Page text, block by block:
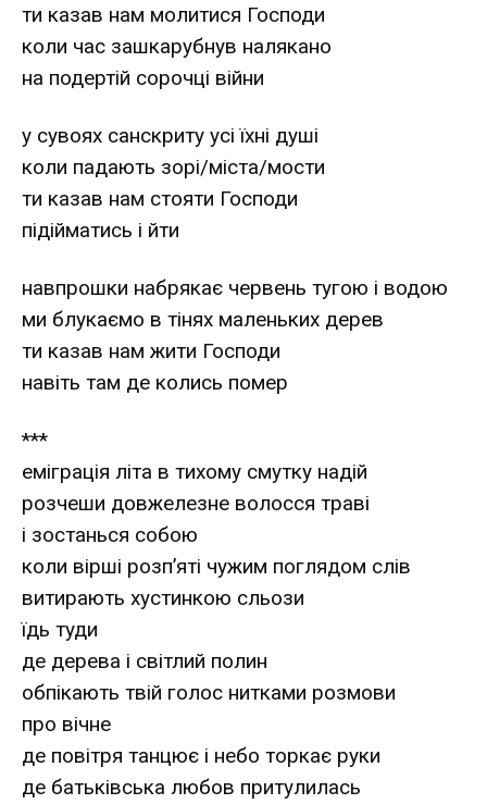
ти казав нам молитися Господи
коли час зашкарубнув налякано
на подертій сорочці війни
у сувоях санскриту усі їхні душі
коли падають зорі/міста/мости
ти казав нам стояти Господи
підійматись і йти
навпрошки набрякає червень тугою і водою
ми блукаємо в тінях маленьких дерев
ти казав нам жити Господи
навіть там де колись помер
***
еміграція літа в тихому смутку надій
розчеши довжелезне волосся траві
і зостанься собою
коли вірші розп’яті чужим поглядом слів
витирають хустинкою сльози
їдь туди
де дерева і світлий полин
обпікають твій голос нитками розмови
про вічне
де повітря танцює і небо торкає руки
де батьківська любов притулилась